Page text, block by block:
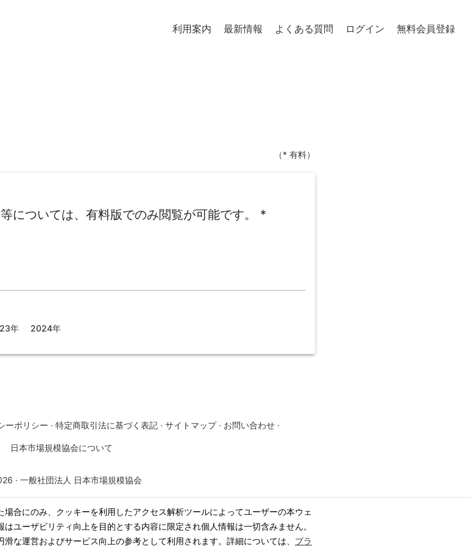
合にのみ、クッキーを利用したアクセス解析ツールによってユーザーの本ウェ
ユーザビリティ向上を目的とする内容に限定され個人情報は一切含みません。
な運営およびサービス向上の参考として利用されます。詳細については、 プラ
利用案内 最新情報 よくある質問 ログイン 無料会員登録
（* 有料）
については、有料版でのみ閲覧が可能です。 *
年 2024年
ーポリシー · 特定商取引法に基づく表記 · サイトマップ · お問い合わせ ·
日本市場規模協会について
· 一般社団法人 日本市場規模協会